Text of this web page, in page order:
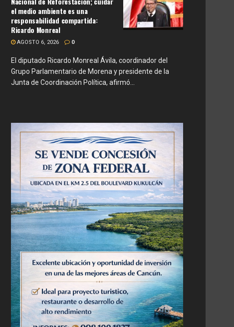
el medio ambiente es una
responsabilidad compartida:
Ricardo Monreal
AGOSTO 6, 2026 0
El diputado Ricardo Monreal Ávila, coordinador del
Grupo Parlamentario de Morena y presidente de la
Junta de Coordinación Política, afirmó...